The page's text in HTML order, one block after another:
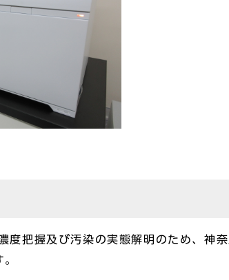
把握及び汚染の実態解明のため、神